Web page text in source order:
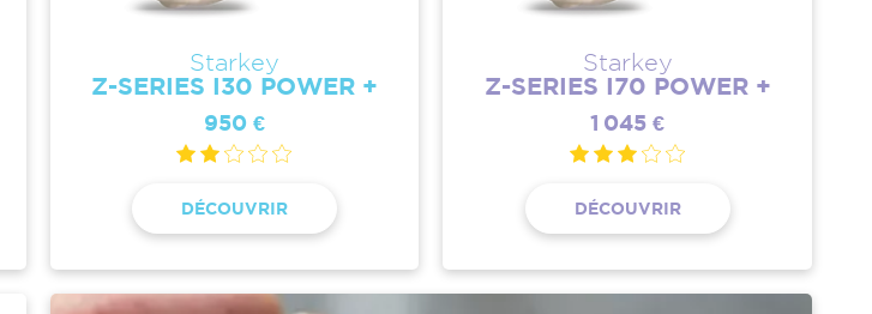
Starkey
Z-SERIES I30 POWER +
950 €
DÉCOUVRIR
Starkey
Z-SERIES I70 POWER +
1 045 €
DÉCOUVRIR